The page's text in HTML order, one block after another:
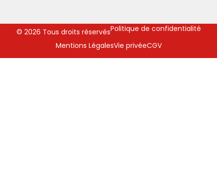
© 2026 Tous droits réservés
CGV
Politique de confidentialité
Mentions LégalesVie privée